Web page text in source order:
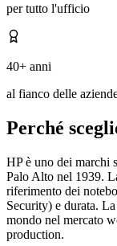
per tutto l'ufficio
40+ anni
al fianco delle
Perché
HP è uno dei marchi
Palo Alto nel 1939.
riferimento dei
Security) e durata.
mondo nel mercato
production.